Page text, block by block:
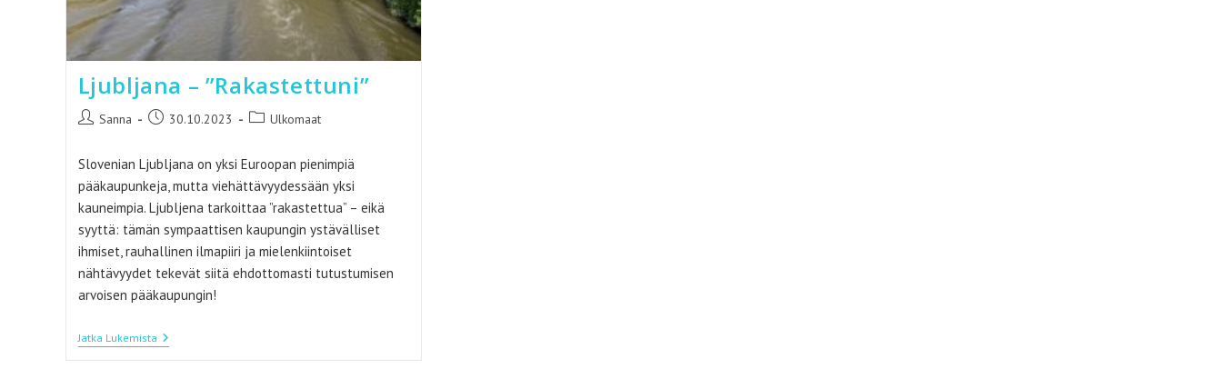
Ljubljana – ”Rakastettuni”
Artikkelin
Sanna
Artikkeli30.10.2023
Artikkelin
Ulkomaat
Slovenian Ljubljana on yksi Euroopan pienimpiä
pääkaupunkeja, mutta viehättävyydessään yksi
kauneimpia. Ljubljena tarkoittaa ”rakastettua” – eikä
syyttä: tämän sympaattisen kaupungin ystävälliset
ihmiset, rauhallinen ilmapiiri ja mielenkiintoiset
nähtävyydet tekevät siitä ehdottomasti tutustumisen
arvoisen pääkaupungin!
Jatka LukemistaLjubljana
–